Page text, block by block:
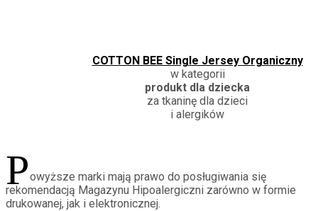
COTTON BEE Single Jersey Organiczny
w kategorii
produkt dla dziecka
za tkaninę dla dzieci
i alergików
Powyższe marki mają prawo do posługiwania się
rekomendacją Magazynu Hipoalergiczni zarówno w formie
drukowanej, jak i elektronicznej.